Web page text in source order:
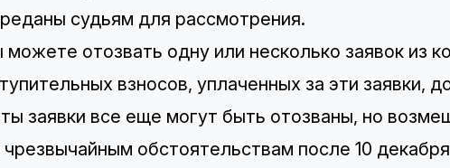
судьям для рассмотрения.
можете отозвать одну или несколько заявок из
взносов, уплаченных за эти заявки,
заявки все еще могут быть отозваны, но
чрезвычайным обстоятельствам после 10